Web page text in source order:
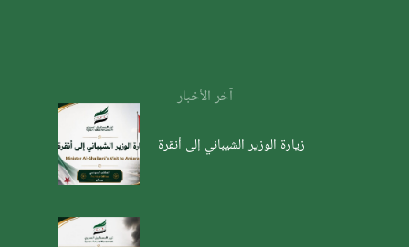
آخر الأخبار
زيارة الوزير الشيباني إلى أنقرة